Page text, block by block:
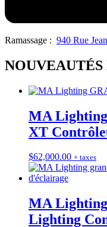
Ramassage : 940 Rue
MA
XT
$62,000.00 + taxes
MA
Lighting